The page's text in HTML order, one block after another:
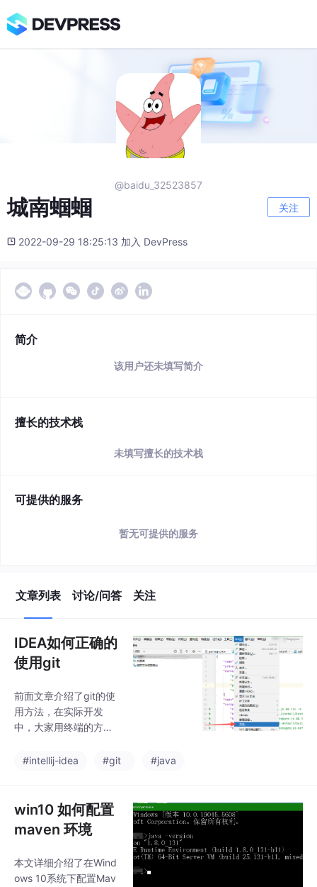
@baidu_32523857
城南蝈蝈 关注
2022-09-29 18:25:13 加入 DevPress
简介
该用户还未填写简介
擅长的技术栈
未填写擅长的技术栈
可提供的服务
暂无可提供的服务
文章列表 讨论/问答 关注
IDEA如何正确的
使用git
前面文章介绍了git的使
用方法，在实际开发
中，大家用终端的方式
件或者IDEA带的git工
的git工具来获取、提交
#intellij-idea #git #java
win10 如何配置
maven 环境
本文详细介绍了在Wind
ows 10系统下配置Mav